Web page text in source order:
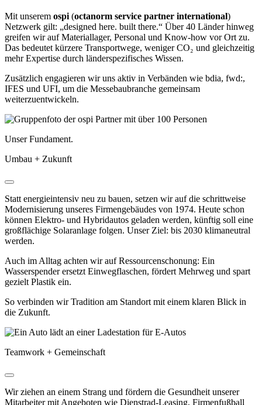
Mit unserem ospi (octanorm service partner international)
Netzwerk gilt: „designed here. built there.“ Über 40 Länder hinweg
greifen wir auf Materiallager, Personal und Know-how vor Ort zu.
Das bedeutet kürzere Transportwege, weniger CO₂ und gleichzeitig
mehr Expertise durch länderspezifisches Wissen.
Zusätzlich engagieren wir uns aktiv in Verbänden wie bdia, fwd:,
IFES und UFI, um die Messebaubranche gemeinsam
weiterzuentwickeln.
Unser Fundament.
Umbau + Zukunft
Statt energieintensiv neu zu bauen, setzen wir auf die schrittweise
Modernisierung unseres Firmengebäudes von 1974. Heute schon
können Elektro- und Hybridautos geladen werden, künftig soll eine
großflächige Solaranlage folgen. Unser Ziel: bis 2030 klimaneutral
werden.
Auch im Alltag achten wir auf Ressourcenschonung: Ein
Wasserspender ersetzt Einwegflaschen, fördert Mehrweg und spart
gezielt Plastik ein.
So verbinden wir Tradition am Standort mit einem klaren Blick in
die Zukunft.
Teamwork + Gemeinschaft
Wir ziehen an einem Strang und fördern die Gesundheit unserer
Mitarbeiter mit Angeboten wie Dienstrad-Leasing, Firmenfußball